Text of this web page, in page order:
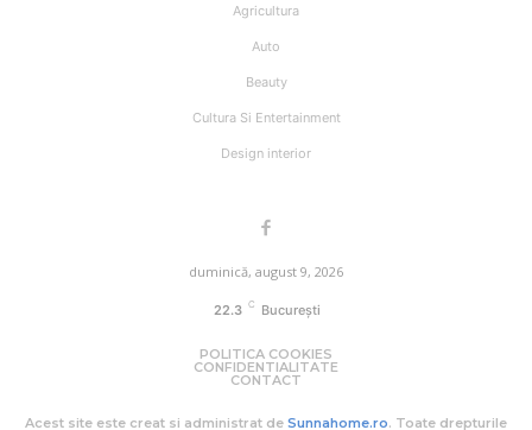
Agricultura
Auto
Beauty
Cultura Si Entertainment
Design interior
duminică, august 9, 2026
22.3 C București
POLITICA COOKIES
CONFIDENTIALITATE
CONTACT
Acest site este creat si administrat de Sunnahome.ro. Toate drepturile